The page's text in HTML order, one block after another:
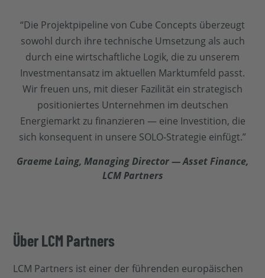
“Die Projektpipeline von Cube Concepts überzeugt
sowohl durch ihre technische Umsetzung als auch
durch eine wirtschaftliche Logik, die zu unserem
Investmentansatz im aktuellen Marktumfeld passt.
Wir freuen uns, mit dieser Fazilität ein strategisch
positioniertes Unternehmen im deutschen
Energiemarkt zu finanzieren — eine Investition, die
sich konsequent in unsere SOLO-Strategie einfügt.”
Graeme Laing, Managing Director — Asset Finance,
LCM Partners
Über LCM Partners
LCM Partners ist einer der führenden europäischen